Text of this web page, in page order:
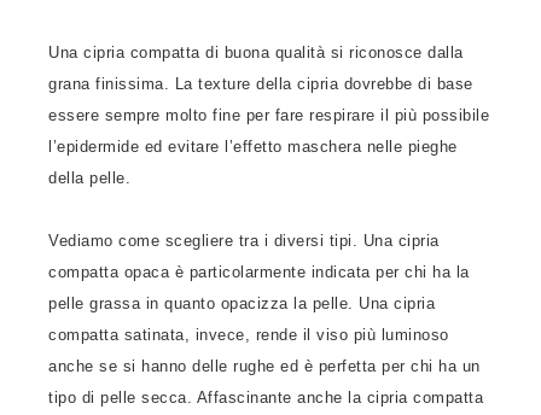
Una cipria compatta di buona qualità si riconosce dalla
grana finissima. La texture della cipria dovrebbe di base
essere sempre molto fine per fare respirare il più possibile
l’epidermide ed evitare l’effetto maschera nelle pieghe
della pelle.
Vediamo come scegliere tra i diversi tipi. Una cipria
compatta opaca è particolarmente indicata per chi ha la
pelle grassa in quanto opacizza la pelle. Una cipria
compatta satinata, invece, rende il viso più luminoso
anche se si hanno delle rughe ed è perfetta per chi ha un
tipo di pelle secca. Affascinante anche la cipria compatta